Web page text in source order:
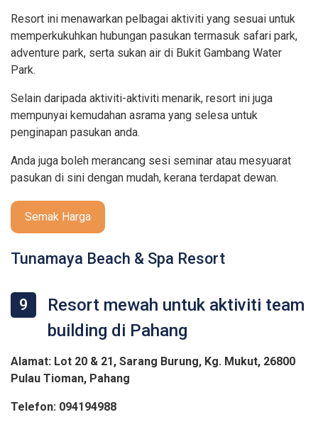
Resort ini menawarkan pelbagai aktiviti yang sesuai untuk
memperkukuhkan hubungan pasukan termasuk safari park,
adventure park, serta sukan air di Bukit Gambang Water
Park.
Selain daripada aktiviti-aktiviti menarik, resort ini juga
mempunyai kemudahan asrama yang selesa untuk
penginapan pasukan anda.
Anda juga boleh merancang sesi seminar atau mesyuarat
pasukan di sini dengan mudah, kerana terdapat dewan.
Semak Harga
Tunamaya Beach & Spa Resort
9
Resort mewah untuk aktiviti team
building di Pahang
Alamat: Lot 20 & 21, Sarang Burung, Kg. Mukut, 26800
Pulau Tioman, Pahang
Telefon: 094194988